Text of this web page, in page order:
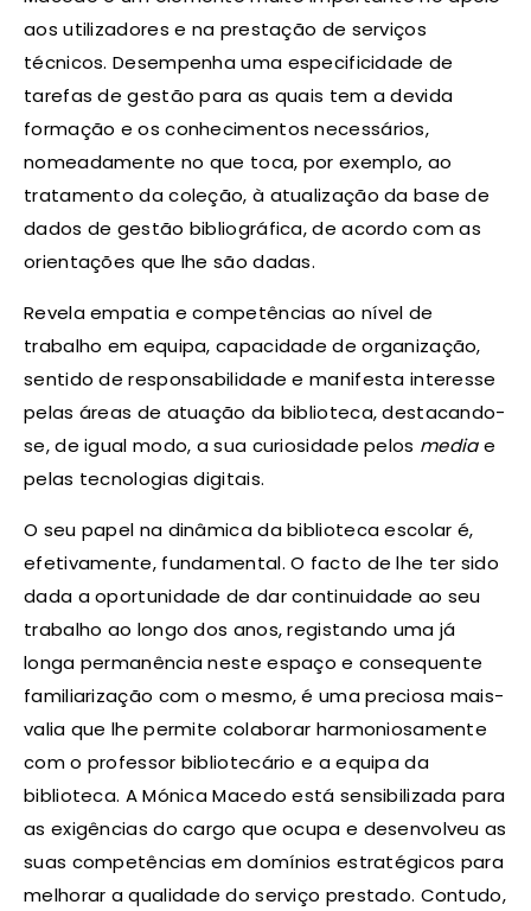
aos utilizadores e na prestação de serviços
técnicos. Desempenha uma especificidade de
tarefas de gestão para as quais tem a devida
formação e os conhecimentos necessários,
nomeadamente no que toca, por exemplo, ao
tratamento da coleção, à atualização da base de
dados de gestão bibliográfica, de acordo com as
orientações que lhe são dadas.
Revela empatia e competências ao nível de
trabalho em equipa, capacidade de organização,
sentido de responsabilidade e manifesta interesse
pelas áreas de atuação da biblioteca, destacando-
se, de igual modo, a sua curiosidade pelos mediae
pelas tecnologias digitais.
O seu papel na dinâmica da biblioteca escolar é,
efetivamente, fundamental. O facto de lhe ter sido
dada a oportunidade de dar continuidade ao seu
trabalho ao longo dos anos, registando uma já
longa permanência neste espaço e consequente
familiarização com o mesmo, é uma preciosa mais-
valia que lhe permite colaborar harmoniosamente
com o professor bibliotecário e a equipa da
biblioteca. A Mónica Macedo está sensibilizada para
as exigências do cargo que ocupa e desenvolveu as
suas competências em domínios estratégicos para
melhorar a qualidade do serviço prestado. Contudo,